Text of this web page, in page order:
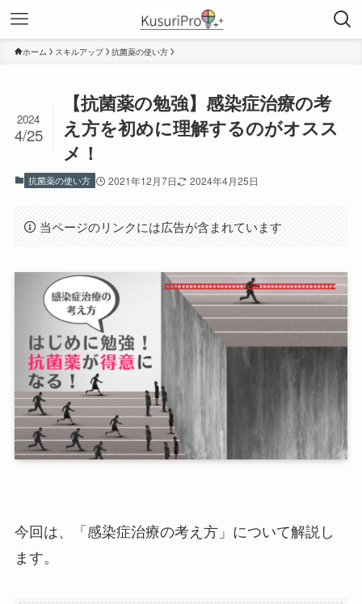
ホーム スキルアップ 抗菌薬の使い方
【抗菌薬の勉強】感染症治療の考
え方を初めに理解するのがオスス
メ！
2024
4/25
抗菌薬の使い方 2021年12月7日 2024年4月25日
当ページのリンクには広告が含まれています
今回は、「感染症治療の考え方」について解説し
ます。